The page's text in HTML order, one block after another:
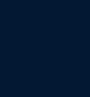
Kabel, ein
dieses Hotel
und 4
ohne Service